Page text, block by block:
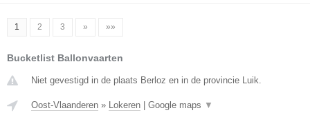
1 2 3 » »»
Bucketlist Ballonvaarten
Niet gevestigd in de plaats Berloz en in de provincie Luik.
Oost-Vlaanderen » Lokeren Google maps ▼